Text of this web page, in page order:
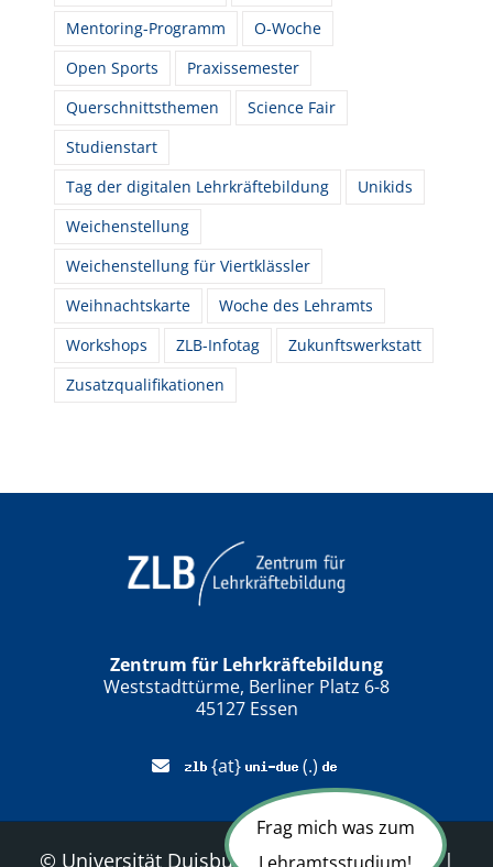
Mentoring-Programm
O-Woche
Open Sports
Praxissemester
Querschnittsthemen
Science Fair
Studienstart
Tag der digitalen Lehrkräftebildung
Unikids
Weichenstellung
Weichenstellung für Viertklässler
Weihnachtskarte
Woche des Lehramts
Workshops
ZLB-Infotag
Zukunftswerkstatt
Zusatzqualifikationen
Zentrum für Lehrkräftebildung
Weststadttürme, Berliner Platz 6-8
45127 Essen
{at} (.)
© Universität Duisburg-Essen| Sitemap|
Frag mich was zum